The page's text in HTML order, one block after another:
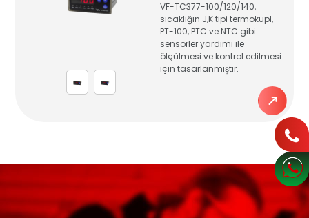
VF-TC377-100/120/140,
sıcaklığın J,K tipi termokupl,
PT-100, PTC ve NTC gibi
sensörler yardımı ile
ölçülmesi ve kontrol edilmesi
için tasarlanmıştır.